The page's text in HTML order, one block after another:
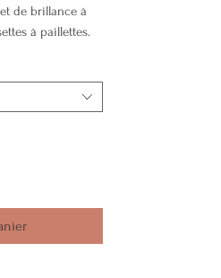
de brillance à
à paillettes.
% polyester, 11
petit plaisir perso